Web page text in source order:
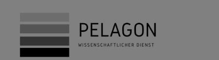
Zum
Inhalt
springen